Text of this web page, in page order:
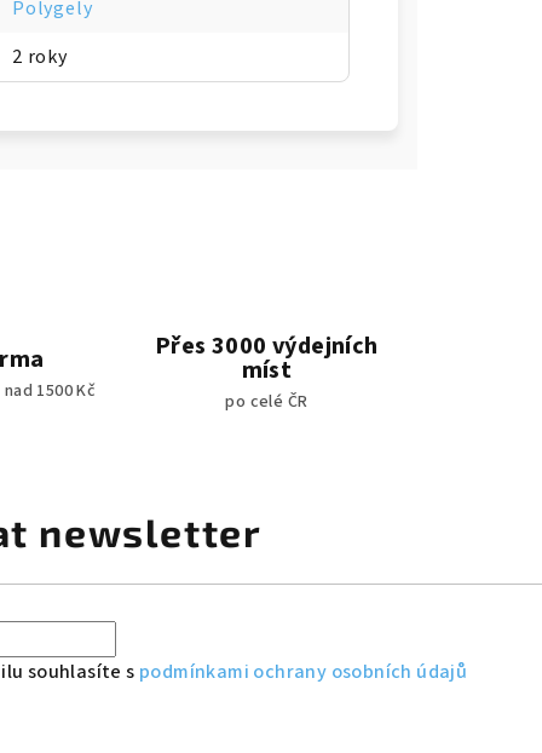
Polygely
2 roky
1500 Kč
Přes 3000 výdejních
míst
po celé ČR
newsletter
souhlasíte s podmínkami ochrany osobních údajů